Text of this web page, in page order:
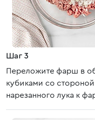
Шаг 3
Переложите фарш в
кубиками со
нарезанного лука к